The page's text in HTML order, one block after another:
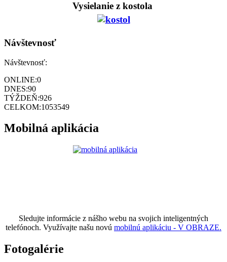
Vysielanie z kostola
Návštevnosť
Návštevnosť:
ONLINE:0
DNES:90
TÝŽDEŇ:926
CELKOM:1053549
Mobilná aplikácia
Sledujte informácie z nášho webu na svojich inteligentných
telefónoch. Využívajte našu novú mobilnú aplikáciu - V OBRAZE.
Fotogalérie